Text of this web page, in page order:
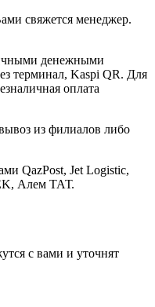
свяжется менеджер.
денежными
терминал, Kaspi QR. Для
оплата
из филиалов либо
QazPost, Jet Logistic,
Алем ТАТ.
с вами и уточнят